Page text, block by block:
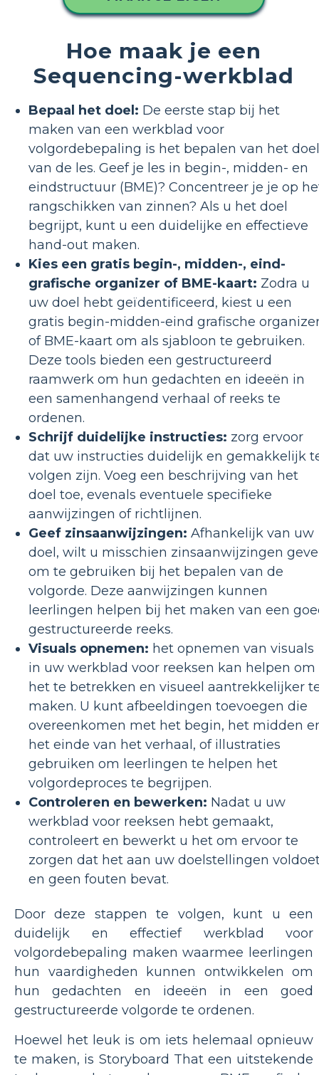
Hoe maak je een
Sequencing-werkblad
Bepaal het doel: De eerste stap bij het
maken van een werkblad voor
volgordebepaling is het bepalen van het doel
van de les. Geef je les in begin-, midden- en
eindstructuur (BME)? Concentreer je je op
rangschikken van zinnen? Als u het doel
begrijpt, kunt u een duidelijke en effectieve
hand-out maken.
Kies een gratis begin-, midden-, eind-
grafische organizer of BME-kaart: Zodra u
uw doel hebt geïdentificeerd, kiest u een
gratis begin-midden-eind grafische
of BME-kaart om als sjabloon te gebruiken.
Deze tools bieden een gestructureerd
raamwerk om hun gedachten en ideeën in
een samenhangend verhaal of reeks te
ordenen.
Schrijf duidelijke instructies: zorg ervoor
dat uw instructies duidelijk en gemakkelijk
volgen zijn. Voeg een beschrijving van het
doel toe, evenals eventuele specifieke
aanwijzingen of richtlijnen.
Geef zinsaanwijzingen: Afhankelijk van uw
doel, wilt u misschien zinsaanwijzingen
om te gebruiken bij het bepalen van de
volgorde. Deze aanwijzingen kunnen
leerlingen helpen bij het maken van een
gestructureerde reeks.
Visuals opnemen: het opnemen van visuals
in uw werkblad voor reeksen kan helpen om
het te betrekken en visueel aantrekkelijker
maken. U kunt afbeeldingen toevoegen die
overeenkomen met het begin, het midden
het einde van het verhaal, of illustraties
gebruiken om leerlingen te helpen het
volgordeproces te begrijpen.
Controleren en bewerken: Nadat u uw
werkblad voor reeksen hebt gemaakt,
controleert en bewerkt u het om ervoor te
zorgen dat het aan uw doelstellingen
en geen fouten bevat.
Door deze stappen te volgen, kunt u een
duidelijk en effectief werkblad voor
volgordebepaling maken waarmee leerlingen
hun vaardigheden kunnen ontwikkelen om
hun gedachten en ideeën in een goed
gestructureerde volgorde te ordenen.
Hoewel het leuk is om iets helemaal opnieuw
te maken, is Storyboard That een uitstekende